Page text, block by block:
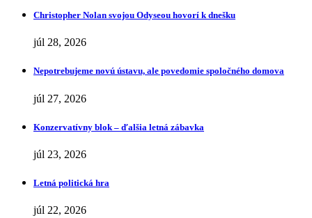
Christopher Nolan svojou Odyseou hovorí k dnešku
júl 28, 2026
Nepotrebujeme novú ústavu, ale povedomie spoločného domova
júl 27, 2026
Konzervatívny blok – ďalšia letná zábavka
júl 23, 2026
Letná politická hra
júl 22, 2026